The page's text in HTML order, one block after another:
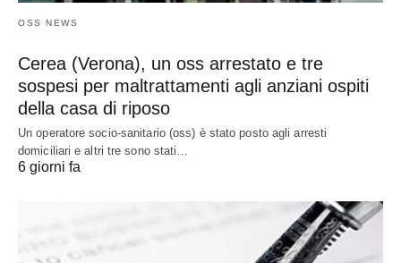
OSS NEWS
Cerea (Verona), un oss arrestato e tre
sospesi per maltrattamenti agli anziani ospiti
della casa di riposo
Un operatore socio-sanitario (oss) è stato posto agli arresti
domiciliari e altri tre sono stati…
6 giorni fa